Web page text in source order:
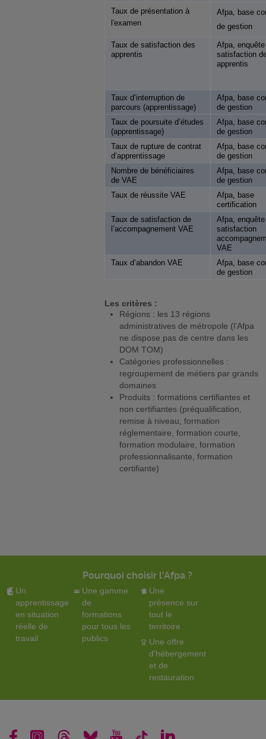
Taux de présentation à
l'examen
Afpa, base
de gestion
Taux de satisfaction des
apprentis
Afpa,
satisfaction
apprentis
Taux d’interruption de
parcours (apprentissage)
Afpa, base
de gestion
Taux de poursuite d’études
(apprentissage)
Afpa, base
de gestion
Taux de rupture de contrat
d’apprentissage
Afpa, base
de gestion
Nombre de bénéficiaires
de VAE
Afpa, base
de gestion
Taux de réussite VAE
Afpa, base
certification
Taux de satisfaction de
l’accompagnement VAE
Afpa,
satisfaction
VAE
Taux d’abandon VAE
Afpa, base
de gestion
Les critères :
Régions : les 13 régions
administratives de métropole (l’Afpa
ne dispose pas de centre dans les
DOM TOM)
Catégories professionnelles :
regroupement de métiers par grands
domaines
Produits : formations certifiantes et
non certifiantes (préqualification,
remise à niveau, formation
réglementaire, formation courte,
formation modulaire, formation
professionnalisante, formation
certifiante)
Pourquoi choisir l'Afpa ?
Un
apprentissage
en situation
réelle de
travail
Une gamme
de
formations
pour tous les
publics
Une
présence sur
tout le
territoire
Une offre
d'hébergement
et de
restauration